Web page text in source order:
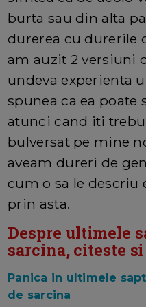
burta sau din alta
durerea cu durerile
am auzit 2 versiuni
undeva experienta
spunea ca ea poate
atunci cand iti
bulversat pe mine
aveam dureri de
cum o sa le descriu
prin asta.
Despre ultimele
sarcina, citeste si
Panica in ultimele
de sarcina